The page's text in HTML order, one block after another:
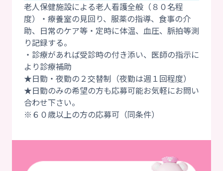
老人保健施設による老人看護全般（８０名程
度）・療養室の見回り、服薬の指導、食事の介
助、日常のケア等・定時に体温、血圧、脈拍等測
り記録する。
・診療があれば受診時の付き添い、医師の指示に
より診療補助
★日勤・夜勤の２交替制（夜勤は週１回程度）
★日勤のみの希望の方も応募可能お気軽にお問い
合わせ下さい。